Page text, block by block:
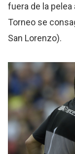
fuera de la
Torneo se
San Lorenzo).